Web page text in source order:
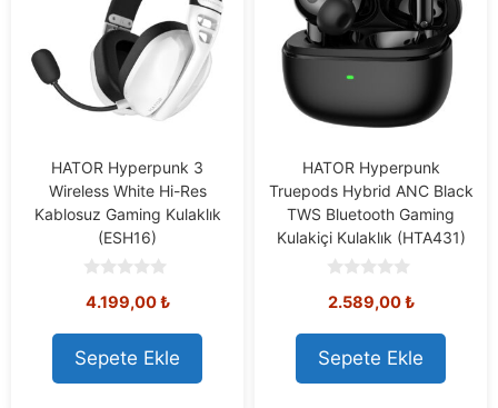
HATOR Hyperpunk 3
Wireless White Hi-Res
Kablosuz Gaming Kulaklık
(ESH16)
o
t
o
f
5
4.199,00₺
Sepete Ekle
HATOR Hyperpunk
Truepods Hybrid ANC Black
TWS Bluetooth Gaming
Kulakiçi Kulaklık (HTA431)
o
t
o
f
5
2.589,00₺
Sepete Ekle